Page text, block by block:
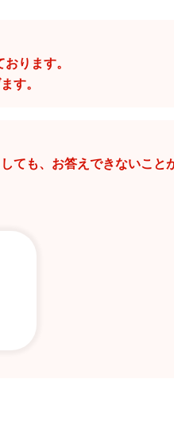
ります。
す。
ても、お答えできないこと